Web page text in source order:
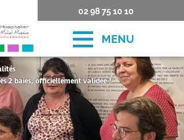
02 98 75 10 10
MENU
2 baies, officiellement validée !